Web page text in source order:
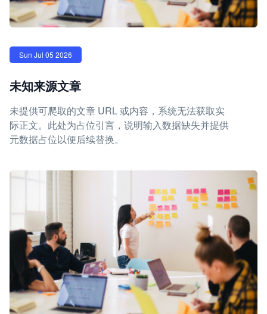
Sun Jul 05 2026
未知来源文章
未提供可爬取的文章 URL 或内容，系统无法获取实
际正文。此处为占位引言，说明输入数据缺失并提供
元数据占位以便后续替换。